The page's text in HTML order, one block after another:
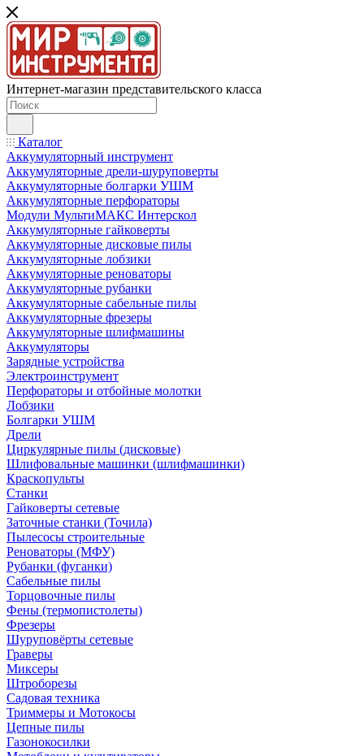
Интернет-магазин представительского класса
Каталог
Аккумуляторный инструмент
Аккумуляторные дрели-шуруповерты
Аккумуляторные болгарки УШМ
Аккумуляторные перфораторы
Модули МультиМАКС Интерскол
Аккумуляторные гайковерты
Аккумуляторные дисковые пилы
Аккумуляторные лобзики
Аккумуляторные реноваторы
Аккумуляторные рубанки
Аккумуляторные сабельные пилы
Аккумуляторные фрезеры
Аккумуляторные шлифмашины
Аккумуляторы
Зарядные устройства
Электроинструмент
Перфораторы и отбойные молотки
Лобзики
Болгарки УШМ
Дрели
Циркулярные пилы (дисковые)
Шлифовальные машинки (шлифмашинки)
Краскопульты
Станки
Гайковерты сетевые
Заточные станки (Точила)
Пылесосы строительные
Реноваторы (МФУ)
Рубанки (фуганки)
Сабельные пилы
Торцовочные пилы
Фены (термопистолеты)
Фрезеры
Шуруповёрты сетевые
Граверы
Миксеры
Штроборезы
Садовая техника
Триммеры и Мотокосы
Цепные пилы
Газонокосилки